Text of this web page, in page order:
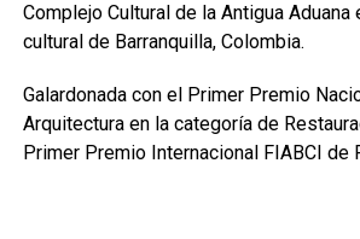
Complejo Cultural de la Antigua Aduana
cultural de Barranquilla, Colombia.
Galardonada con el Primer Premio
Arquitectura en la categoría de
Primer Premio Internacional FIABCI de